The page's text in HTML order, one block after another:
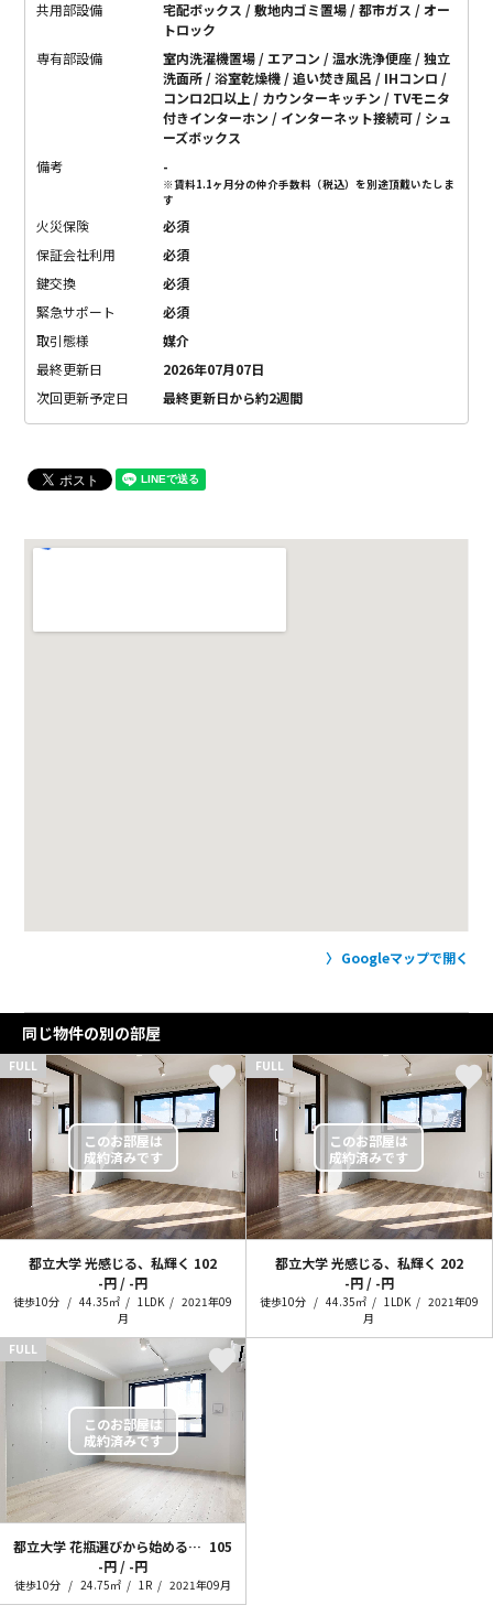
共用部設備
宅配ボックス / 敷地内ゴミ置場 / 都市ガス / オー
トロック
専有部設備
室内洗濯機置場 / エアコン / 温水洗浄便座 / 独立
洗面所 / 浴室乾燥機 / 追い焚き風呂 / IHコンロ /
コンロ2口以上 / カウンターキッチン / TVモニタ
付きインターホン / インターネット接続可 / シュ
ーズボックス
備考
-
※賃料1.1ヶ月分の仲介手数料（税込）を別途頂戴いたしま
す
火災保険
必須
保証会社利用
必須
鍵交換
必須
緊急サポート
必須
取引態様
媒介
最終更新日
2026年07月07日
次回更新予定日
最終更新日から約2週間
Googleマップで開く
同じ物件の別の部屋
FULL
都立大学 光感じる、私輝く 102
-円 / -円
徒歩10分 44.35㎡ 1LDK
2021年09
月
FULL
都立大学 光感じる、私輝く 202
-円 / -円
徒歩10分 44.35㎡ 1LDK
2021年09
月
FULL
都立大学 花瓶選びから始める引っ越し準備 105
-円 / -円
徒歩10分 24.75㎡ 1R 2021年09月